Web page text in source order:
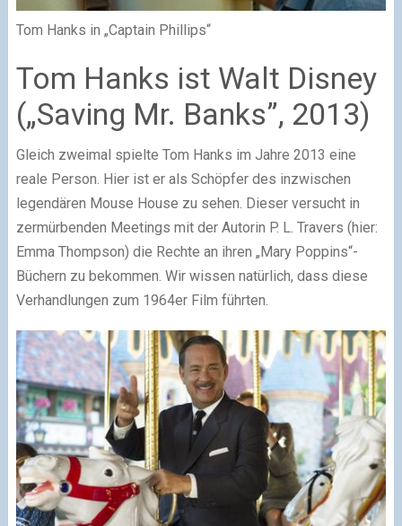
Tom Hanks in „Captain Phillips“
Tom Hanks ist Walt Disney
(„Saving Mr. Banks”, 2013)
Gleich zweimal spielte Tom Hanks im Jahre 2013 eine
reale Person. Hier ist er als Schöpfer des inzwischen
legendären Mouse House zu sehen. Dieser versucht in
zermürbenden Meetings mit der Autorin P. L. Travers (hier:
Emma Thompson) die Rechte an ihren „Mary Poppins“-
Büchern zu bekommen. Wir wissen natürlich, dass diese
Verhandlungen zum 1964er Film führten.